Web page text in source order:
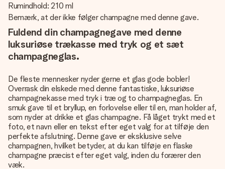
Rumindhold: 210 ml
Bemærk, at der ikke følger champagne med denne gave.
Fuldend din champagnegave med denne
luksuriøse trækasse med tryk og et sæt
champagneglas.
De fleste mennesker nyder gerne et glas gode bobler!
Overrask din elskede med denne fantastiske, luksuriøse
champagnekasse med tryk i træ og to champagneglas. En
smuk gave til et bryllup, en forlovelse eller til en, man holder af,
som nyder at drikke et glas champagne. Få låget trykt med et
foto, et navn eller en tekst efter eget valg for at tilføje den
perfekte afslutning. Denne gave er eksklusive selve
champagnen, hvilket betyder, at du kan tilføje en flaske
champagne præcist efter eget valg, inden du forærer den
væk.